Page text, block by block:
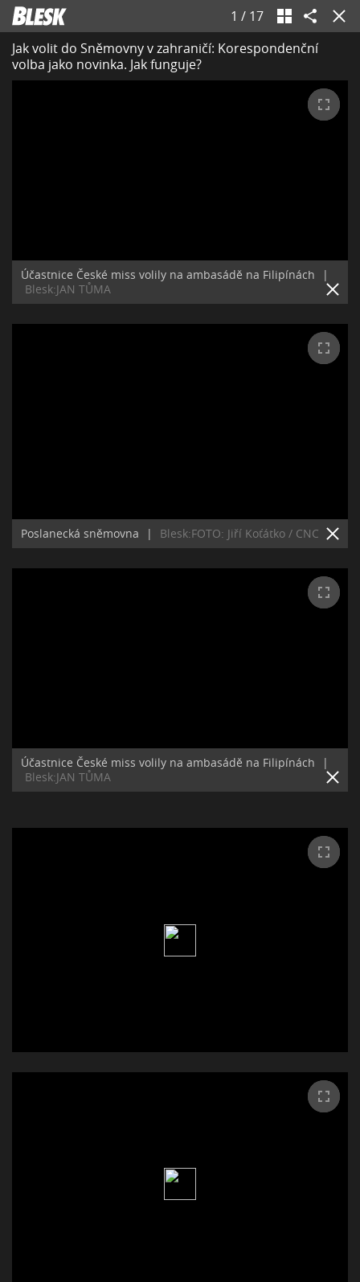
1 / 17
Jak volit do Sněmovny v zahraničí: Korespondenční
volba jako novinka. Jak funguje?
Účastnice České miss volily na ambasádě na Filipínách
|
Blesk:JAN TŮMA
Poslanecká sněmovna | Blesk:FOTO: Jiří Koťátko / CNC
Účastnice České miss volily na ambasádě na Filipínách
|
Blesk:JAN TŮMA